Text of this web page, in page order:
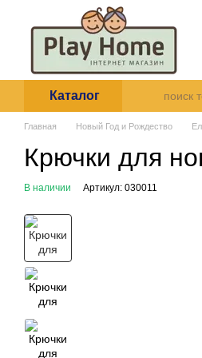
Перейти к основному контенту
Каталог
Главная Новый Год и Рождество
Крючки для
В наличии Артикул: 030011